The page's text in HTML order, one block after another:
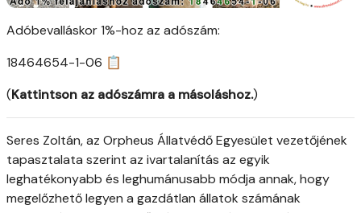
Adóbevalláskor 1%-hoz az adószám:
18464654-1-06 📋
(Kattintson az adószámra a másoláshoz.)
Seres Zoltán, az Orpheus Állatvédő Egyesület vezetőjének
tapasztalata szerint az ivartalanítás az egyik
leghatékonyabb és leghumánusabb módja annak, hogy
megelőzhető legyen a gazdátlan állatok számának